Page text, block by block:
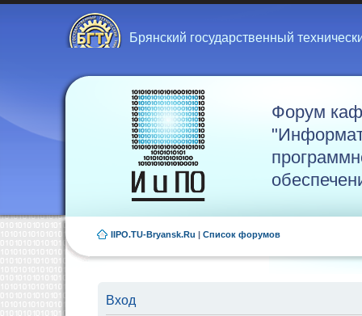
Брянский государственный
Форум
IIPO.TU-Bryansk.Ru | Список форумов
Вход